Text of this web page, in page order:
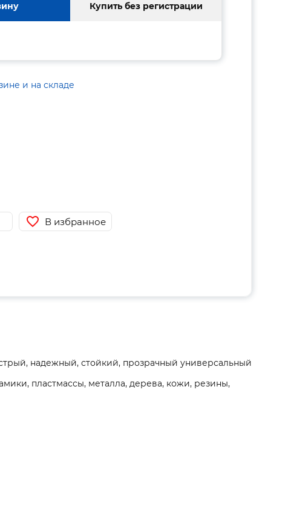
Купить без регистрации
и на складе
В избранное
надежный, стойкий, прозрачный универсальный
пластмассы, металла, дерева, кожи, резины,